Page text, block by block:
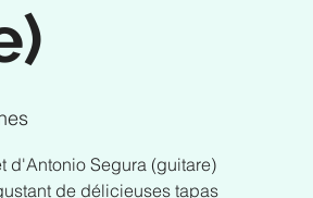
d'Antonio Segura (guitare)
de délicieuses tapas